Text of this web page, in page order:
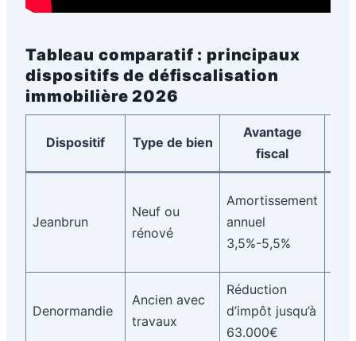
Tableau comparatif : principaux
dispositifs de défiscalisation
immobilière 2026
Dispositif Type de bien
Avantage
fiscal
Jeanbrun
Neuf ou
rénové
Amortissement
annuel
3,5%-5,5%
Denormandie
Ancien avec
travaux
Réduction
d’impôt jusqu’à
63.000€